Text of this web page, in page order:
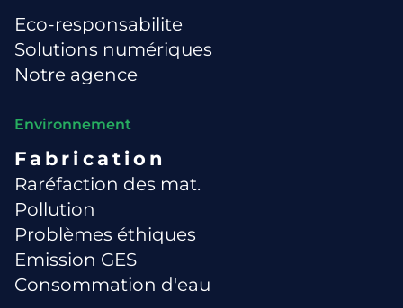
Eco-responsabilite
Solutions numériques
Notre agence
Environnement
Fabrication
Raréfaction des mat.
Pollution
Problèmes éthiques
Emission GES
Consommation d'eau